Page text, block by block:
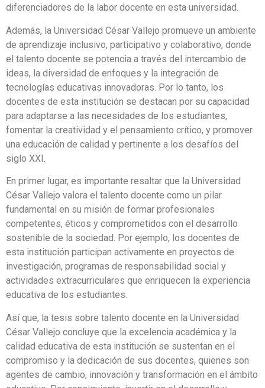
diferenciadores de la labor docente en esta universidad.
Además, la Universidad César Vallejo promueve un ambiente
de aprendizaje inclusivo, participativo y colaborativo, donde
el talento docente se potencia a través del intercambio de
ideas, la diversidad de enfoques y la integración de
tecnologías educativas innovadoras. Por lo tanto, los
docentes de esta institución se destacan por su capacidad
para adaptarse a las necesidades de los estudiantes,
fomentar la creatividad y el pensamiento crítico, y promover
una educación de calidad y pertinente a los desafíos del
siglo XXI.
En primer lugar, es importante resaltar que la Universidad
César Vallejo valora el talento docente como un pilar
fundamental en su misión de formar profesionales
competentes, éticos y comprometidos con el desarrollo
sostenible de la sociedad. Por ejemplo, los docentes de
esta institución participan activamente en proyectos de
investigación, programas de responsabilidad social y
actividades extracurriculares que enriquecen la experiencia
educativa de los estudiantes.
Así que, la tesis sobre talento docente en la Universidad
César Vallejo concluye que la excelencia académica y la
calidad educativa de esta institución se sustentan en el
compromiso y la dedicación de sus docentes, quienes son
agentes de cambio, innovación y transformación en el ámbito